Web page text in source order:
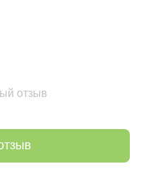
отзыв